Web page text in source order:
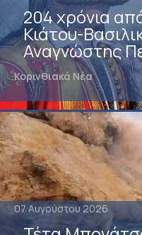
204 χρόνια
Κιάτου-
Αναγνώστης
Κορινθιακά Νέα
07 Αυγούστου 2026